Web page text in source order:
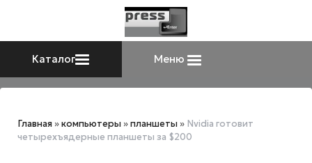
Каталог Меню
Главная »компьютеры »планшеты » Nvidia готовит
четырехъядерные планшеты за $200